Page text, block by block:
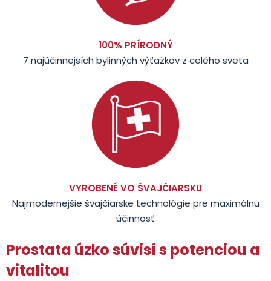
100% PRÍRODNÝ
7 najúčinnejších bylinných výťažkov z celého sveta
VYROBENÉ VO ŠVAJČIARSKU
Najmodernejšie švajčiarske technológie pre maximálnu
účinnosť
Prostata úzko súvisí s potenciou a
vitalitou